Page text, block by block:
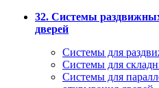
32. Системы
дверей
Системы для
Системы для
Системы для